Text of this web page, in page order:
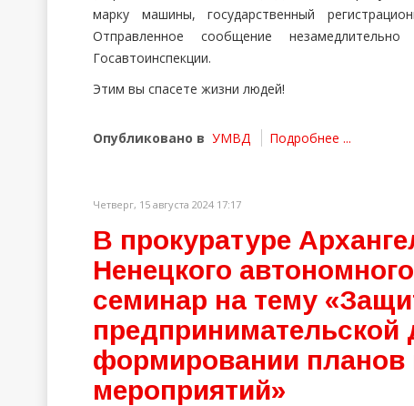
марку машины, государственный
Отправленное сообщение
Госавтоинспекции.
Этим вы спасете жизни людей!
Опубликовано в УМВД Подробнее ...
Четверг, 15 августа 2024 17:17
В прокуратуре
Ненецкого
семинар на тему
предпринимательской
формировании планов
мероприятий»